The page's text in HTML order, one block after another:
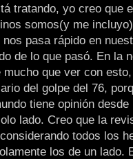
tratando, yo creo que
somos(y me
pasa rápido en
de lo que pasó. En la
mucho que ver con
del golpe del 76,
tiene opinión
lado. Creo que la
todos los
los de un lado.